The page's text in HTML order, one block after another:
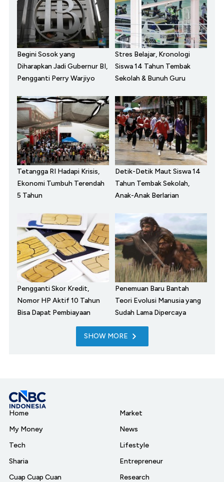
Begini Sosok yang
Diharapkan Jadi Gubernur BI,
Pengganti Perry Warjiyo
Stres Belajar, Kronologi
Siswa 14 Tahun Tembak
Sekolah & Bunuh Guru
Tetangga RI Hadapi Krisis,
Ekonomi Tumbuh Terendah
5 Tahun
Detik-Detik Maut Siswa 14
Tahun Tembak Sekolah,
Anak-Anak Berlarian
Pengganti Skor Kredit,
Nomor HP Aktif 10 Tahun
Bisa Dapat Pembiayaan
Penemuan Baru Bantah
Teori Evolusi Manusia yang
Sudah Lama Dipercaya
SHOW MORE
Home
My Money
Tech
Sharia
Cuap Cuap Cuan
Market
News
Lifestyle
Entrepreneur
Research